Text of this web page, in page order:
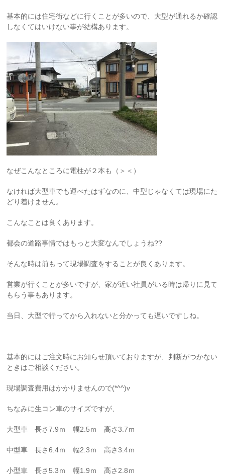
基本的には住宅街などに行くことが多いので、大型が通れるか確認
しなくてはいけない事が結構あります。
なぜこんなところに電柱が２本も（＞＜）
なければ大型車でも運べたはずなのに、中型じゃなくては現場にた
どり着けません。
こんなことは良くあります。
都会の道路事情ではもっと大変なんでしょうね??
そんな時は前もって現場調査をすることが良くあります。
営業が行くことが多いですが、家が近い社員がいる時は帰りに見て
もらう事もあります。
当日、大型で行ってから入れないと分かっても遅いですしね。
基本的にはご注文時にお知らせ頂いておりますが、判断がつかない
ときはご相談ください。
現場調査費用はかかりませんので(*^^)v
ちなみに生コン車のサイズですが、
大型車 長さ7.9ｍ 幅2.5ｍ 高さ3.7ｍ
中型車 長さ6.4ｍ 幅2.3ｍ 高さ3.4ｍ
小型車 長さ5.3ｍ 幅1.9ｍ 高さ2.8ｍ